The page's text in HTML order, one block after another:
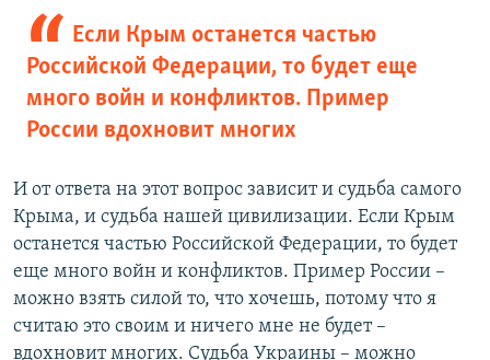
Если Крым останется частью
Российской Федерации, то будет еще
много войн и конфликтов. Пример
России вдохновит многих
И от ответа на этот вопрос зависит и судьба самого
Крыма, и судьба нашей цивилизации. Если Крым
останется частью Российской Федерации, то будет
еще много войн и конфликтов. Пример России –
можно взять силой то, что хочешь, потому что я
считаю это своим и ничего мне не будет –
вдохновит многих. Судьба Украины – можно